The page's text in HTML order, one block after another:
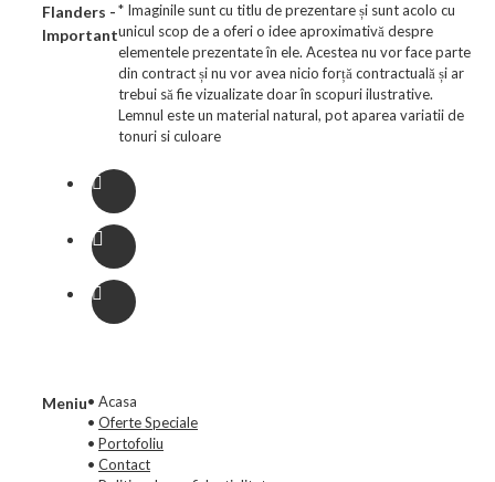
Flanders -
Important
* Imaginile sunt cu titlu de prezentare și sunt acolo cu
unicul scop de a oferi o idee aproximativă despre
elementele prezentate în ele. Acestea nu vor face parte
din contract și nu vor avea nicio forță contractuală și ar
trebui să fie vizualizate doar în scopuri ilustrative.
Lemnul este un material natural, pot aparea variatii de
tonuri si culoare
Meniu• Acasa
• Oferte Speciale
• Portofoliu
• Contact